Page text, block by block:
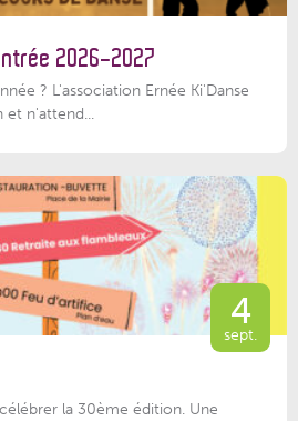
2026-2027
? L'association Ernée Ki'Danse
et n'attend...
4
sept.
la 30ème édition. Une